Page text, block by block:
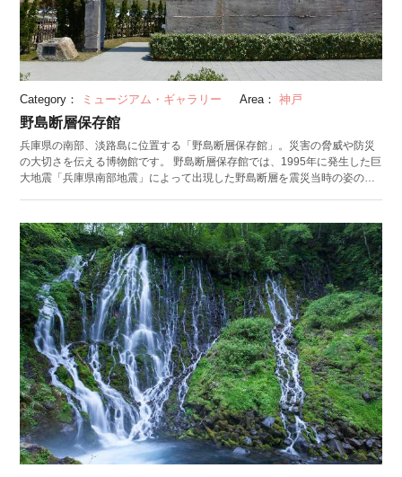
Category： ミュージアム・ギャラリー Area： 神戸
野島断層保存館
兵庫県の南部、淡路島に位置する「野島断層保存館」。災害の脅威や防災
の大切さを伝える博物館です。 野島断層保存館では、1995年に発生した巨
大地震「兵庫県南部地震」によって出現した野島断層を震災当時の姿のま
じさと脅威を肌で感じられます。屋外にあるのがもう一つの震災遺構「神
戸の壁」。第二次世界大戦の空襲に耐え、大地震が訪れた際もこの壁だけ
は倒れずに姿を留めたといわれています。 体験コーナーでは、兵庫県南部
地震と東北地方太平洋沖地震の揺れの違いを体感できます。シアターも併
設されており、日本でこれまで起きた地震の様子や今後の災害への対策に
ついて学べる映像を上映しています。